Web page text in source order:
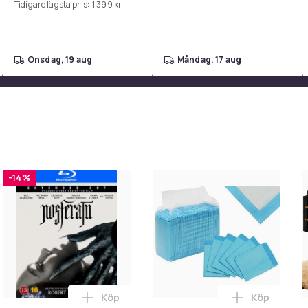
Blu-ray
16
Tidigare lägsta pris: 1 399 kr
onsdag, 19 aug måndag, 17 aug
(Blu-ray) i varukorgen
World: Rebirth (Blu-ray / Collector's Edition) i
-14 %
Lägg till Nosferatu (2024) (Blu-ray /
Köp Lägg till
Köp